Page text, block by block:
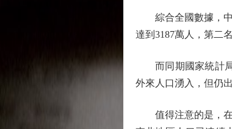
綜合全國數據，中
達到3187萬人，第二
而同期國家統計局
外來人口湧入，但仍
值得注意的是，在